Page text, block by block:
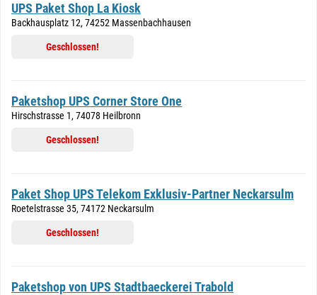
UPS Paket Shop La Kiosk
Backhausplatz 12, 74252 Massenbachhausen
Geschlossen!
Paketshop UPS Corner Store One
Hirschstrasse 1, 74078 Heilbronn
Geschlossen!
Paket Shop UPS Telekom Exklusiv-Partner Neckarsulm
Roetelstrasse 35, 74172 Neckarsulm
Geschlossen!
Paketshop von UPS Stadtbaeckerei Trabold